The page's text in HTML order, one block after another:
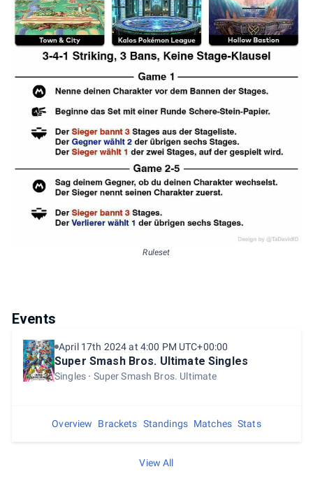
Ruleset
Events
April 17th 2024 at 4:00 PM UTC+00:00
Super Smash Bros. Ultimate Singles
Singles Super Smash Bros. Ultimate
Overview Brackets Standings Matches Stats
View All